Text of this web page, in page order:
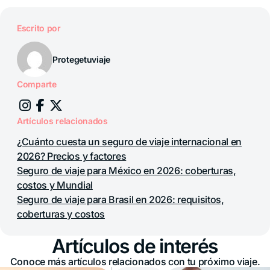
Escrito por
Protegetuviaje
Comparte
Artículos relacionados
¿Cuánto cuesta un seguro de viaje internacional en
2026? Precios y factores
Seguro de viaje para México en 2026: coberturas,
costos y Mundial
Seguro de viaje para Brasil en 2026: requisitos,
coberturas y costos
Artículos de interés
Conoce más artículos relacionados con tu próximo viaje.